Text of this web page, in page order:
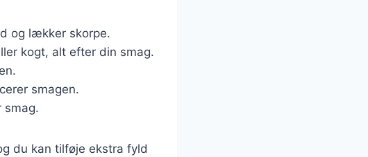
og lækker skorpe.
kogt, alt efter din smag.
smagen.
smag.
du kan tilføje ekstra fyld